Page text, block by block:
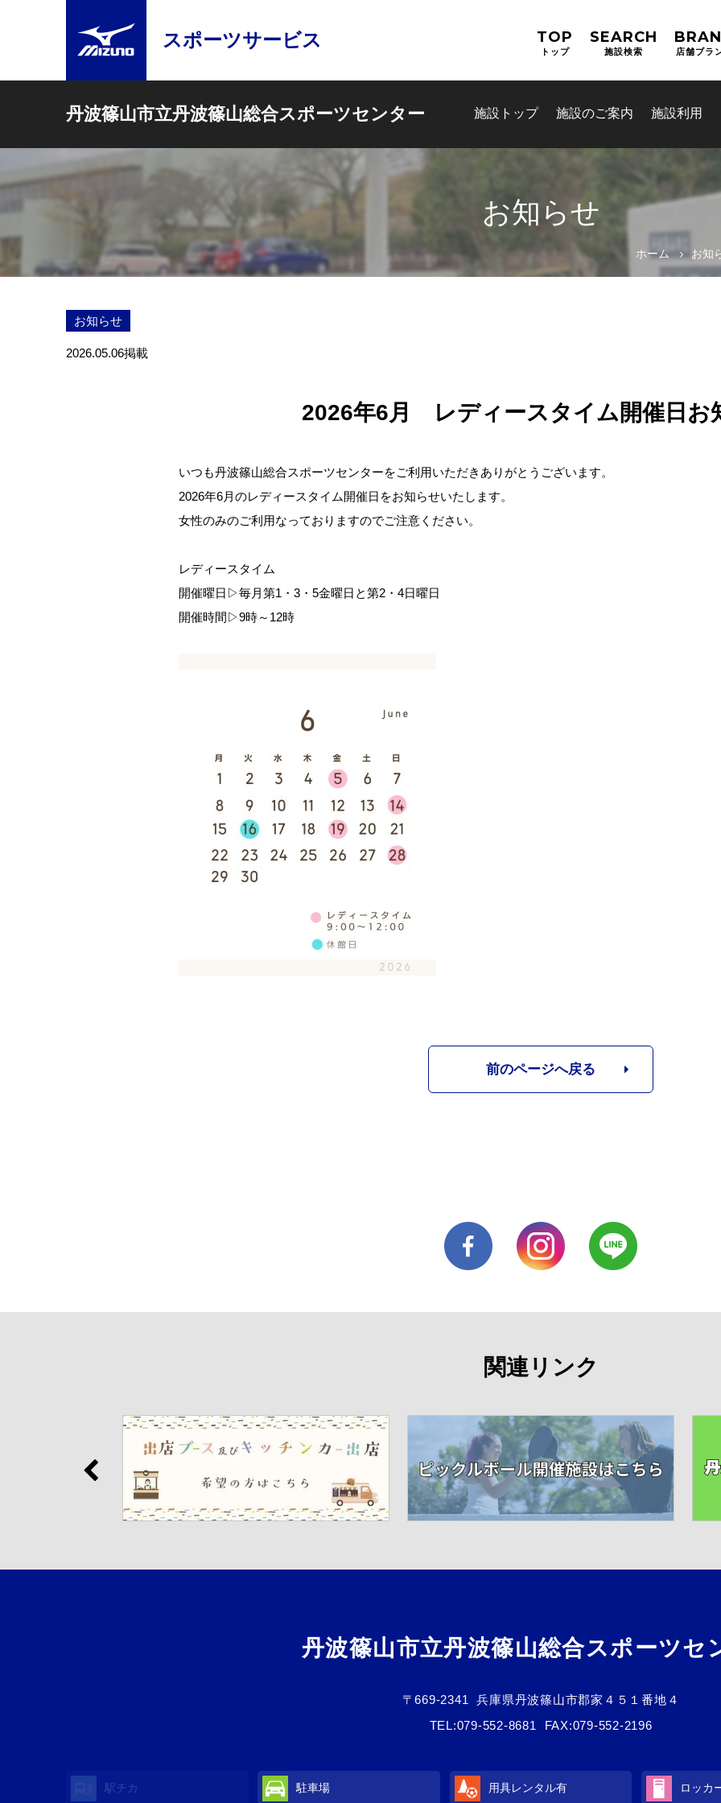
スポーツサービス TOP
トップ
SEARCH
施設検索 店舗ブラ
丹波篠山市立丹波篠山総合スポーツセンター 施設トップ 施設のご案内 施設利用
お問合せフォーム
スポーツ教室体験
お知らせ
ホーム お知
お知らせ
2026.05.06掲載
2026年6月 レディースタイム開催日お
いつも丹波篠山総合スポーツセンターをご利用いただきありがとうございます。
2026年6月のレディースタイム開催日をお知らせいたします。
女性のみのご利用なっておりますのでご注意ください。
レディースタイム
開催曜日▷毎月第1・3・5金曜日と第2・4日曜日
開催時間▷9時～12時
前のページへ戻る
関連リンク
丹波篠山市立丹波篠山総合スポーツセ
〒669-2341
兵庫県丹波篠山市郡家４５１番地４
TEL:079-552-8681 FAX:079-552-2196
駅チカ 駐車場 用具レンタル有 ロッカ